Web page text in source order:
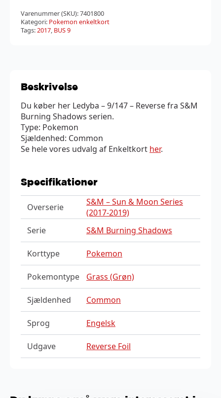
Varenummer (SKU):7401800
Kategori: Pokemon enkeltkort
Tags:2017, BUS 9
Beskrivelse
Du køber her Ledyba – 9/147 – Reverse fra S&M
Burning Shadows serien.
Type: Pokemon
Sjældenhed: Common
Se hele vores udvalg af Enkeltkort her.
Specifikationer
Overserie
S&M – Sun & Moon Series
(2017-2019)
Serie
S&M Burning Shadows
Korttype Pokemon
Pokemontype Grass (Grøn)
Sjældenhed Common
Sprog Engelsk
Udgave Reverse Foil